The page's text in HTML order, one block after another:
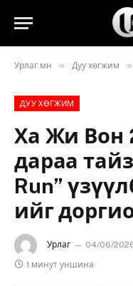
Урлаг.мн » Дуу хөгжим »
ДУУ ХӨГЖИМ
Ха Жи Вон
дараа
Run”
ийг
Урлаг 04/06/
1 минут уншина